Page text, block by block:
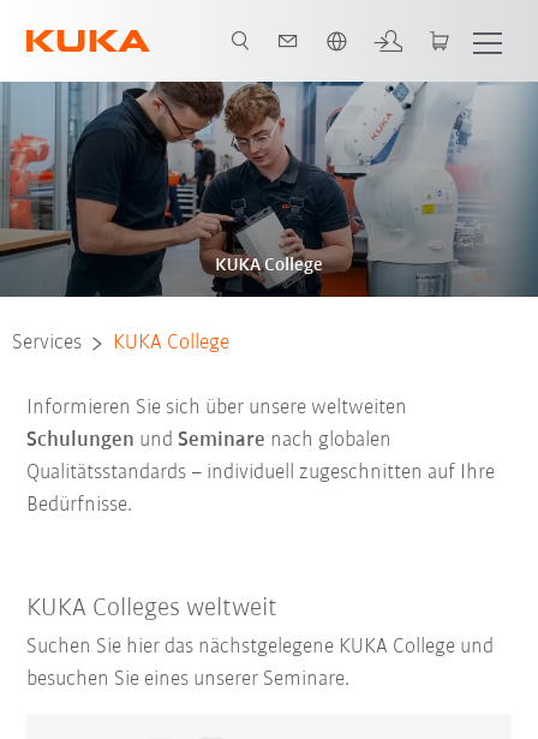
KUKA College
Services KUKA College
Informieren Sie sich über unsere weltweiten
Schulungen undSeminare nach globalen
Qualitätsstandards – individuell zugeschnitten auf Ihre
Bedürfnisse.
KUKA Colleges weltweit
Suchen Sie hier das nächstgelegene KUKA College und
besuchen Sie eines unserer Seminare.